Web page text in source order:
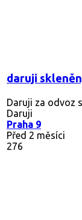
daruji
Daruji za odvoz
Daruji
Praha 9
Před 2 měsíci
276